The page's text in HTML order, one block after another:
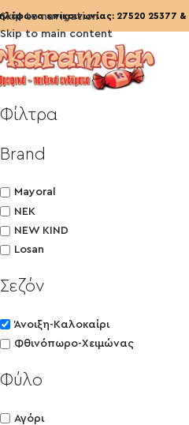
Skip to navigation
Skip to main content
επικοινωνίας: 27520 25377 &
Φίλτρα
Brand
Mayoral
NEK
NEW KIND
Losan
Σεζόν
Άνοιξη-Καλοκαίρι
Φθινόπωρο-Χειμώνας
Φύλο
Αγόρι